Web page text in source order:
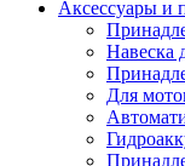
Аксессуары и
Навеска
Для